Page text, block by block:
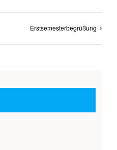
Erstsemesterbegrüßung